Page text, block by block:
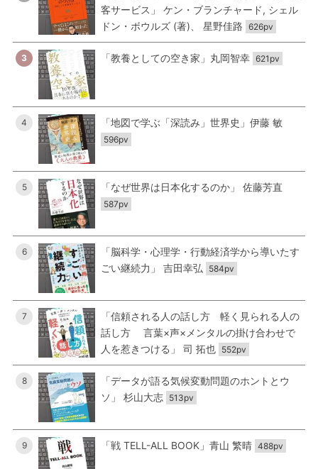
客サービス」 ケン・ブランチャード, シェル
ドン・ボウルズ (著)、 星野佳路 626pv
3 「教養としての空き家」丸岡智幸 621pv
4 「地図で学ぶ「深読み」世界史」伊藤 敏
596pv
5 「なぜ世界は日本化するのか」 佐藤芳直
587pv
6
「脳科学・心理学・行動経済学から導いたす
ごい継続力」 吉田幸弘
584pv
7
「信頼される人の話し方 軽く見られる人の
話し方 言葉×声×メンタルの掛け合わせで
人を惹きつける」 司 拓也 552pv
8
「データが語る気候変動問題のホントとウ
ソ」 杉山大志 513pv
9 「戦 TELL-ALL BOOK」青山 繁晴 488pv